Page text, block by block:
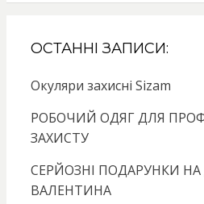
ОСТАННІ ЗАПИСИ:
Окуляри захисні Sizam
РОБОЧИЙ ОДЯГ ДЛЯ
ЗАХИСТУ
СЕРЙОЗНІ ПОДАРУНКИ
ВАЛЕНТИНА